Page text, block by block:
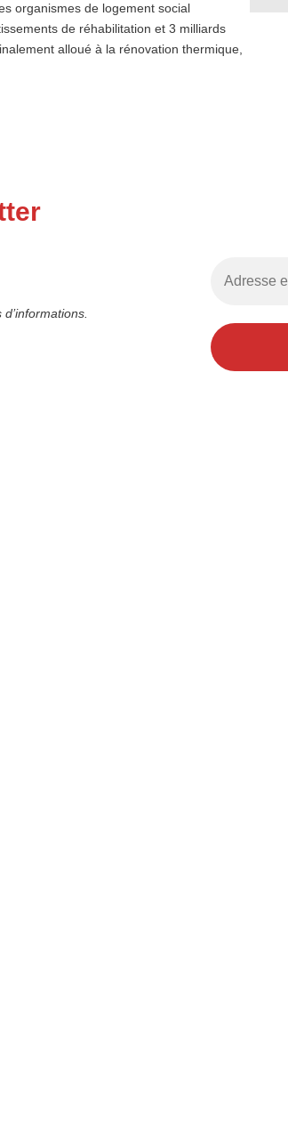
organismes de logement social
de réhabilitation et 3 milliards
alloué à la rénovation thermique,